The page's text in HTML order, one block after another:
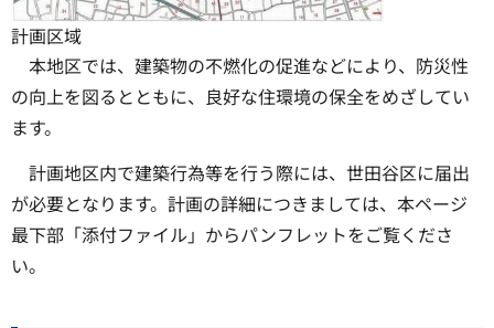
計画区域
本地区では、建築物の不燃化の促進などにより、防災性
の向上を図るとともに、良好な住環境の保全をめざしてい
ます。
計画地区内で建築行為等を行う際には、世田谷区に届出
が必要となります。計画の詳細につきましては、本ページ
最下部「添付ファイル」からパンフレットをご覧くださ
い。